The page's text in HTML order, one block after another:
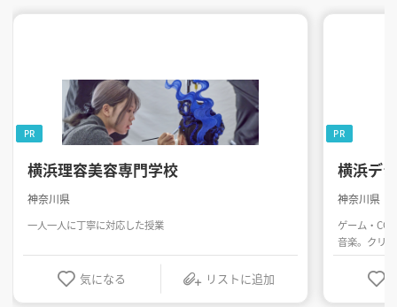
横浜理容美容専門学校
神奈川県
一人一人に丁寧に対応した授業
気になる リストに追加
PR
横浜デ
神奈川県
ゲーム・CG
音楽。クリ
PR